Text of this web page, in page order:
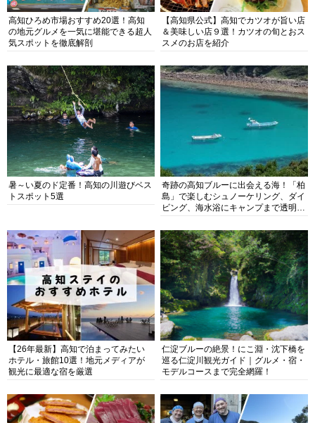
高知ひろめ市場おすすめ20選！高知
の地元グルメを一気に堪能できる超人
気スポットを徹底解剖
【高知県公式】高知でカツオが旨い店
＆美味しい店９選！カツオの旬とおス
スメのお店を紹介
暑～い夏のド定番！高知の川遊びベス
トスポット5選
奇跡の高知ブルーに出会える海！「柏
島」で楽しむシュノーケリング、ダイ
ビング、海水浴にキャンプまで透明度
【26年最新】高知で泊まってみたい
ホテル・旅館10選！地元メディアが
観光に最適な宿を厳選
仁淀ブルーの絶景！にこ淵・沈下橋を
巡る仁淀川観光ガイド｜グルメ・宿・
モデルコースまで完全網羅！